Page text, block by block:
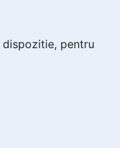
pentru